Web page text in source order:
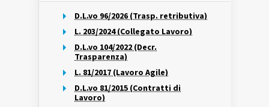
D.L.vo 96/2026 (Trasp. retributiva)
L. 203/2024 (Collegato Lavoro)
D.L.vo 104/2022 (Decr.
Trasparenza)
L. 81/2017 (Lavoro Agile)
D.L.vo 81/2015 (Contratti di
Lavoro)